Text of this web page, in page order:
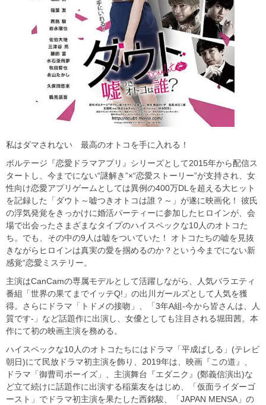
私はダマされない 最高のオトコを手に入れる！
ボルテージ『恋愛ドラマアプリ』シリーズとして2015年から配信ス
タートし、今までにない“謎解き”×“恋愛ストーリー”が支持され、女
性向け恋愛アプリゲームとしては異例の400万DLを超える大ヒット
を記録した「ダウト～嘘つきオトコは誰？～」が遂に映画化！ 彼氏
の浮気発覚をきっかけに婚活パーティーに参加したヒロインが、会
場で出会ったさまざまなタイプのハイスペックな10人のオトコた
ち。でも、その中の9人は嘘をついていた！ オトコたちの嘘を見抜
きながらヒロインは真実の愛を掴めるのか？という今までにない新
感覚“恋愛ミステリー。
主演はCanCamの専属モデルとして活躍しながら、人気バラエティ
番組「世界の果てまでイッテQ!」の出川ガールズとして人気を獲
得。さらにドラマ「トドメの接吻」、「3年A組-今から皆さんは、人
質です-」など話題作に出演し、女優としても注目される堀田茜。本
作にて初の映画主演を務める。
ハイスペックな10人のオトコたちにはドラマ「平成ばしる」(テレビ
朝日)にて民放ドラマ初主演を飾り、2019年は、映画『この道』、
ドラマ「御曹司ボーイズ」、主演舞台『エダニク』(鄭義信演出)な
ど立て続けに話題作に出演する稲葉友をはじめ、「仮面ライダーゴ
ースト」でドラマ初主演を果たした西銘駿、「JAPAN MENSA」の